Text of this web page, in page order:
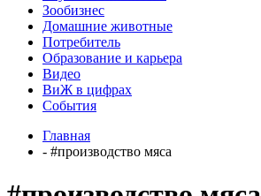
Зообизнес
Домашние животные
Потребитель
Образование и карьера
Видео
ВиЖ в цифрах
События
Главная
- #производство мяса